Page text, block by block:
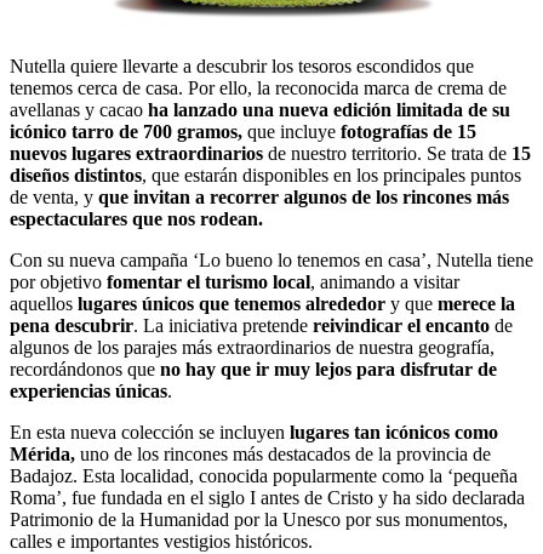
Nutella quiere llevarte a descubrir los tesoros escondidos que
tenemos cerca de casa. Por ello, la reconocida marca de crema de
avellanas y cacao ha lanzado una nueva edición limitada de su
icónico tarro de 700 gramos, que incluye fotografías de 15
nuevos lugares extraordinarios de nuestro territorio. Se trata de 15
diseños distintos, que estarán disponibles en los principales puntos
de venta, y que invitan a recorrer algunos de los rincones más
espectaculares que nos rodean.
Con su nueva campaña ‘Lo bueno lo tenemos en casa’, Nutella tiene
por objetivo fomentar el turismo local, animando a visitar
aquellos lugares únicos que tenemos alrededor y que merece la
pena descubrir. La iniciativa pretende reivindicar el encanto de
algunos de los parajes más extraordinarios de nuestra geografía,
recordándonos que no hay que ir muy lejos para disfrutar de
experiencias únicas.
En esta nueva colección se incluyen lugares tan icónicos como
Mérida, uno de los rincones más destacados de la provincia de
Badajoz. Esta localidad, conocida popularmente como la ‘pequeña
Roma’, fue fundada en el siglo I antes de Cristo y ha sido declarada
Patrimonio de la Humanidad por la Unesco por sus monumentos,
calles e importantes vestigios históricos.